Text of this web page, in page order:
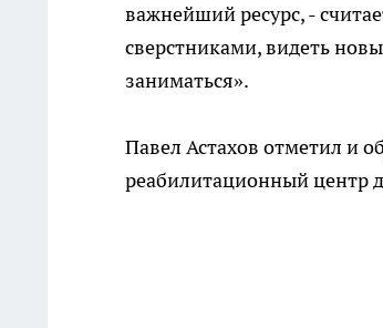
важнейший ресурс, -
сверстниками, видеть
заниматься».
Павел Астахов отметил и
реабилитационный центр